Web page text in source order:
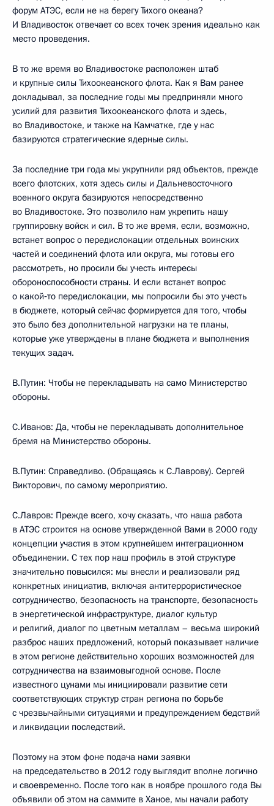
форум АТЭС, если не на берегу Тихого океана?
И Владивосток отвечает со всех точек зрения идеально как
место проведения.
В то же время во Владивостоке расположен штаб
и крупные силы Тихоокеанского флота. Как я Вам ранее
докладывал, за последние годы мы предприняли много
усилий для развития Тихоокеанского флота и здесь,
во Владивостоке, и также на Камчатке, где у нас
базируются стратегические ядерные силы.
За последние три года мы укрупнили ряд объектов, прежде
всего флотских, хотя здесь силы и Дальневосточного
военного округа базируются непосредственно
во Владивостоке. Это позволило нам укрепить нашу
группировку войск и сил. В то же время, если, возможно,
встанет вопрос о передислокации отдельных воинских
частей и соединений флота или округа, мы готовы его
рассмотреть, но просили бы учесть интересы
обороноспособности страны. И если встанет вопрос
о какой‑то передислокации, мы попросили бы это учесть
в бюджете, который сейчас формируется для того, чтобы
это было без дополнительной нагрузки на те планы,
которые уже утверждены в плане бюджета и выполнения
текущих задач.
В.Путин: Чтобы не перекладывать на само Министерство
обороны.
С.Иванов: Да, чтобы не перекладывать дополнительное
бремя на Министерство обороны.
В.Путин: Справедливо. (Обращаясь к С.Лаврову). Сергей
Викторович, по самому мероприятию.
С.Лавров: Прежде всего, хочу сказать, что наша работа
в АТЭС строится на основе утвержденной Вами в 2000 году
концепции участия в этом крупнейшем интеграционном
объединении. С тех пор наш профиль в этой структуре
значительно повысился: мы внесли и реализовали ряд
конкретных инициатив, включая антитеррористическое
сотрудничество, безопасность на транспорте, безопасность
в энергетической инфраструктуре, диалог культур
и религий, диалог по цветным металлам – весьма широкий
разброс наших предложений, который показывает наличие
в этом регионе действительно хороших возможностей для
сотрудничества на взаимовыгодной основе. После
известного цунами мы инициировали развитие сети
соответствующих структур стран региона по борьбе
с чрезвычайными ситуациями и предупреждением бедствий
и ликвидации последствий.
Поэтому на этом фоне подача нами заявки
на председательство в 2012 году выглядит вполне логично
и своевременно. После того как в ноябре прошлого года Вы
объявили об этом на саммите в Ханое, мы начали работу